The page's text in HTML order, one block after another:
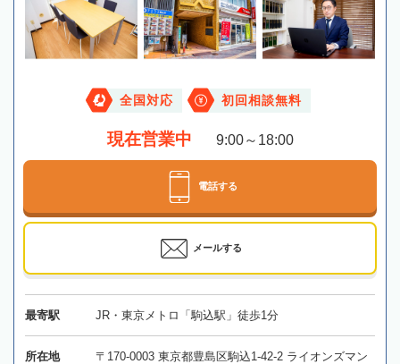
全国対応 初回相談無料
現在営業中 9:00～18:00
電話する
メールする
最寄駅 JR・東京メトロ「駒込駅」徒歩1分
所在地
〒170-0003 東京都豊島区駒込1-42-2 ライオンズマン